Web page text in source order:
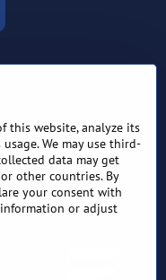
AND REFUND
POLICY
FINANCE & LETTER
OF CREDIT
this website, analyze its
We may use third-
data may get
other countries. By
your consent with
or adjust